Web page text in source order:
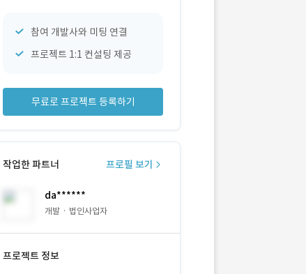
참여 개발사와 미팅 연결
프로젝트 1:1 컨설팅 제공
무료로 프로젝트 등록하기
작업한 파트너 프로필 보기
da******
개발 · 법인사업자
프로젝트 정보